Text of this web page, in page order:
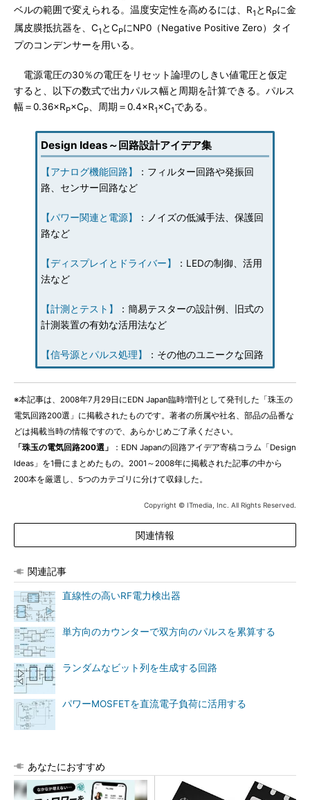
ベルの範囲で変えられる。温度安定性を高めるには、R1 とRPに金
属皮膜抵抗器を、C1 とCPにNP0（Negative Positive Zero）タイ
プのコンデンサーを用いる。
電源電圧の30％の電圧をリセット論理のしきい値電圧と仮定
すると、以下の数式で出力パルス幅と周期を計算できる。パルス
幅＝0.36×RP×CP、周期＝0.4×R1×C1である。
Design Ideas～回路設計アイデア集
【アナログ機能回路】
：フィルター回路や発振回
路、センサー回路など
【パワー関連と電源】
：ノイズの低減手法、保護回
路など
【ディスプレイとドライバー】
：LEDの制御、活用
法など
【計測とテスト】
：簡易テスターの設計例、旧式の
計測装置の有効な活用法など
【信号源とパルス処理】 ：その他のユニークな回路
※本記事は、2008年7月29日にEDN Japan臨時増刊として発刊した「珠玉の
電気回路200選」に掲載されたものです。著者の所属や社名、部品の品番な
どは掲載当時の情報ですので、あらかじめご了承ください。
「珠玉の電気回路200選」
：EDN Japanの回路アイデア寄稿コラム「Design
Ideas」を1冊にまとめたもの。2001～2008年に掲載された記事の中から
200本を厳選し、5つのカテゴリに分けて収録した。
Copyright © ITmedia, Inc. All Rights Reserved.
関連情報
関連記事
直線性の高いRF電力検出器
単方向のカウンターで双方向のパルスを累算する
ランダムなビット列を生成する回路
パワーMOSFETを直流電子負荷に活用する
あなたにおすすめ